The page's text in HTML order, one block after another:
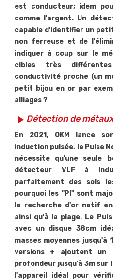
est conducteur; idem
comme l'argent. Un
capable d'identifier un
non ferreuse et de
indiquer à coup sur le
cibles très
conductivité proche (un
petit bijou en or par
alliages ?
play_arrowDétection de
En 2021, OKM lance
induction pulsée, le Pulse
nécessite qu'une seule
détecteur VLF à
parfaitement des sols
pourquoi les "PI" sont
la recherche d'or natif
ainsi qu'à la plage. Le
avec un disque 38cm
masses moyennes jusqu'à
versions + ajoutent un
profondeur jusqu'à 3m sur
l'appareil idéal pour